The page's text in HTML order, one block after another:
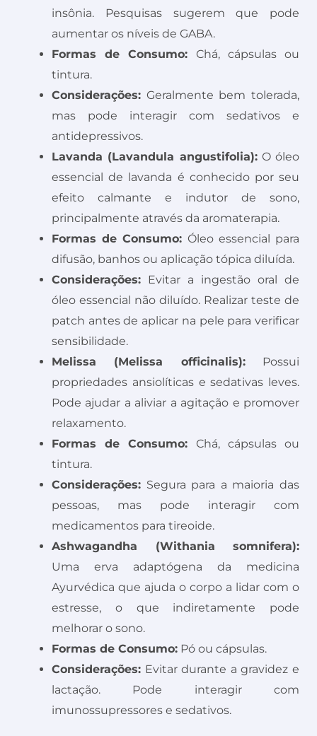
insônia. Pesquisas sugerem que pode
aumentar os níveis de GABA.
Formas de Consumo: Chá, cápsulas ou
tintura.
Considerações: Geralmente bem tolerada,
mas pode interagir com sedativos e
antidepressivos.
Lavanda (Lavandula angustifolia):O óleo
essencial de lavanda é conhecido por seu
efeito calmante e indutor de sono,
principalmente através da aromaterapia.
Formas de Consumo: Óleo essencial para
difusão, banhos ou aplicação tópica diluída.
Considerações: Evitar a ingestão oral de
óleo essencial não diluído. Realizar teste de
patch antes de aplicar na pele para verificar
sensibilidade.
Melissa (Melissa officinalis):Possui
propriedades ansiolíticas e sedativas leves.
Pode ajudar a aliviar a agitação e promover
relaxamento.
Formas de Consumo: Chá, cápsulas ou
tintura.
Considerações: Segura para a maioria das
pessoas, mas pode interagir com
medicamentos para tireoide.
Ashwagandha (Withania somnifera):
Uma erva adaptógena da medicina
Ayurvédica que ajuda o corpo a lidar com o
estresse, o que indiretamente pode
melhorar o sono.
Formas de Consumo: Pó ou cápsulas.
Considerações: Evitar durante a gravidez e
lactação. Pode interagir com
imunossupressores e sedativos.